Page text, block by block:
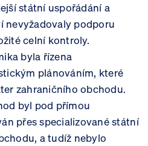
státní uspořádání a
nevyžadovaly podporu
celní kontroly.
byla řízena
plánováním, které
zahraničního obchodu.
byl pod přímou
přes specializované státní
a tudíž nebylo